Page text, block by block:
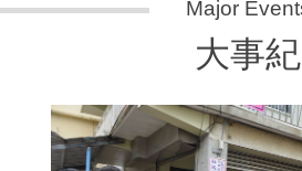
大事紀